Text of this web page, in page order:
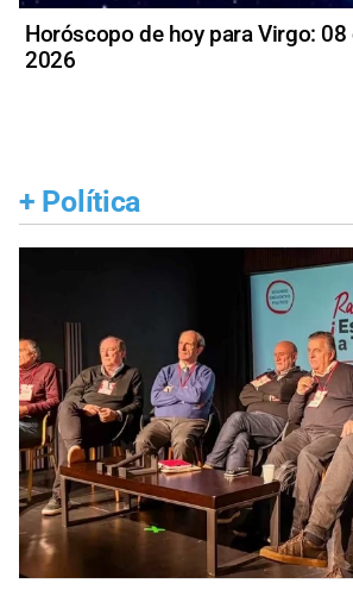
Horóscopo de hoy para Virgo:
2026
+ Política